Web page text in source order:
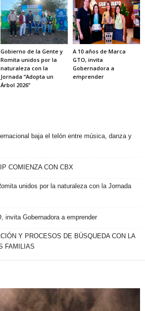
Gobierno de la Gente y
Romita unidos por la
naturaleza con la
Jornada “Adopta un
Árbol 2026”
A 10 años de Marca
GTO, invita
Gobernadora a
emprender
baja el telón entre música, danza y
COMIENZA CON CBX
unidos por la naturaleza con la Jornada
invita Gobernadora a emprender
Y PROCESOS DE BÚSQUEDA CON LA
FAMILIAS